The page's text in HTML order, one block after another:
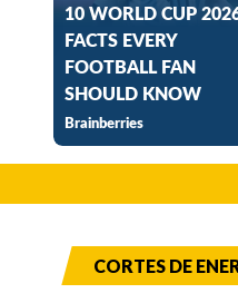
CORTES DE